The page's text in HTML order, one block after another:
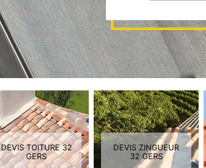
DEVIS TOITURE 32
GERS
DEVIS ZINGUEUR
32 GERS